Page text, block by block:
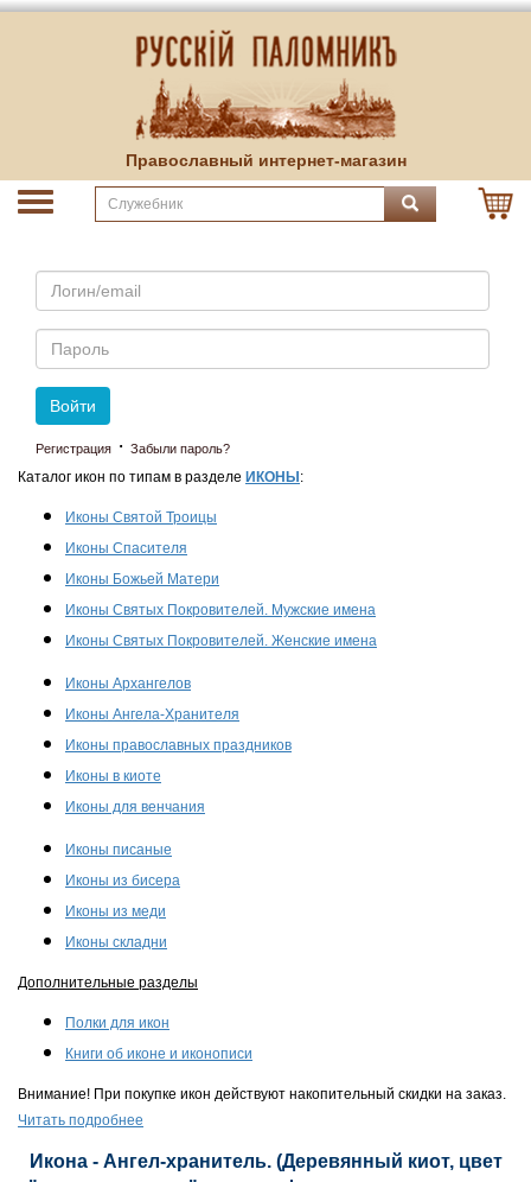
Православный интернет-магазин
Email
Пароль
Войти
Регистрация · Забыли пароль?
Каталог икон по типам в разделе ИКОНЫ :
Иконы Святой Троицы
Иконы Спасителя
Иконы Божьей Матери
Иконы Святых Покровителей. Мужские имена
Иконы Святых Покровителей. Женские имена
Иконы Архангелов
Иконы Ангела-Хранителя
Иконы православных праздников
Иконы в киоте
Иконы для венчания
Иконы писаные
Иконы из бисера
Иконы из меди
Иконы складни
Дополнительные разделы
Полки для икон
Книги об иконе и иконописи
Внимание! При покупке икон действуют накопительный скидки на заказ.
Читать подробнее
Икона - Ангел-хранитель. (Деревянный киот, цвет